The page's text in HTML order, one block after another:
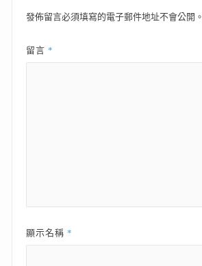
發佈留言必須填寫的電子郵件地址不會公開。
留言 *
顯示名稱 *